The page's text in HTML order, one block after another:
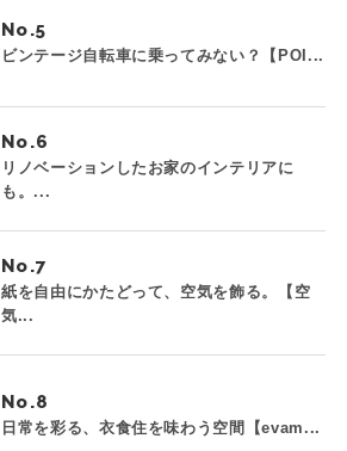
No.
ビンテージ自転車に乗ってみない？【POI...
No.
リノベーションしたお家のインテリアに
も。...
No.
紙を自由にかたどって、空気を飾る。【空
気...
No.
日常を彩る、衣食住を味わう空間【evam...